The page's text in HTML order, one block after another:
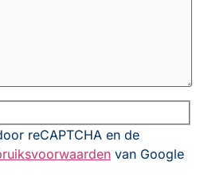
reCAPTCHA en de
van Google